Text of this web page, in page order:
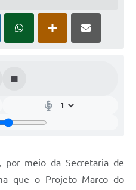
meio da Secretaria de
que o Projeto Marco do